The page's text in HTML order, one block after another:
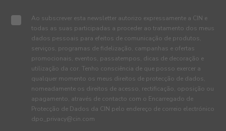
Ao subscrever esta newsletter autorizo expressamente a CIN e
todas as suas participadas a proceder ao tratamento dos meus
dados pessoais para efeitos de comunicação de produtos,
serviços, programas de fidelização, campanhas e ofertas
promocionais, eventos, passatempos, dicas de decoração e
utilização da cor. Tenho consciência de que posso exercer a
qualquer momento os meus direitos de protecção de dados,
nomeadamente os direitos de acesso, rectificação, oposição ou
apagamento, através de contacto com o Encarregado de
Protecção de Dados da CIN pelo endereço de correio electrónico
dpo_privacy@cin.com